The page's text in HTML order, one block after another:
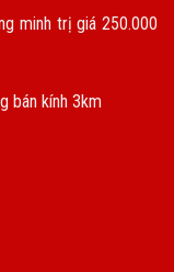
minh trị giá 250.000
bán kính 3km